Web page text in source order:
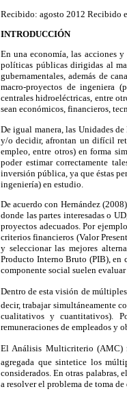
Recibido: agosto 2012 Recibido
INTRODUCCIÓN
En una economía, las acciones
políticas públicas dirigidas al
gubernamentales, además de
macro-proyectos de ingeniera
centrales hidroeléctricas, entre
sean económicos, financieros,
De igual manera, las Unidades
y/o decidir, afrontan un difícil
empleo, entre otros) en forma
poder estimar correctamente
inversión pública, ya que éstas
ingeniería) en estudio.
De acuerdo con Hernández
donde las partes interesadas o
proyectos adecuados. Por
criterios financieros (Valor
y seleccionar las mejores
Producto Interno Bruto (PIB), en
componente social suelen
Dentro de esta visión de múltiples
decir, trabajar simultáneamente
cualitativos y cuantitativos).
remuneraciones de empleados y
El Análisis Multicriterio (AMC)
agregada que sintetice los
considerados. En otras palabras,
a resolver el problema de toma